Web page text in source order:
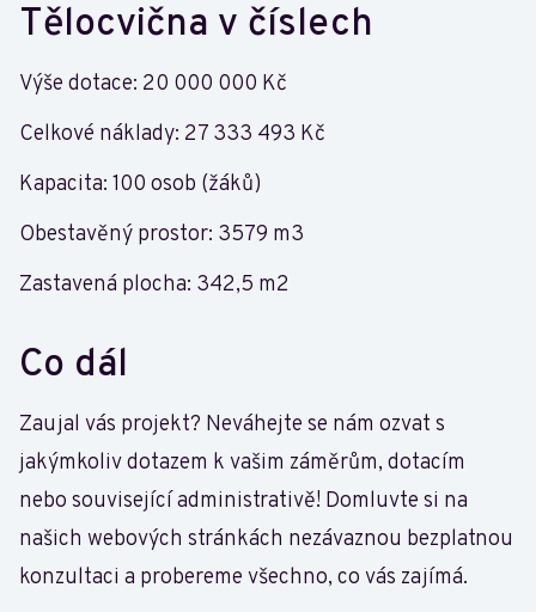
Tělocvična v číslech
Výše dotace: 20 000 000 Kč
Celkové náklady: 27 333 493 Kč
Kapacita: 100 osob (žáků)
Obestavěný prostor: 3579 m3
Zastavená plocha: 342,5 m2
Co dál
Zaujal vás projekt? Neváhejte se nám ozvat s
jakýmkoliv dotazem k vašim záměrům, dotacím
nebo související administrativě! Domluvte si na
našich webových stránkách nezávaznou bezplatnou
konzultaci a probereme všechno, co vás zajímá.